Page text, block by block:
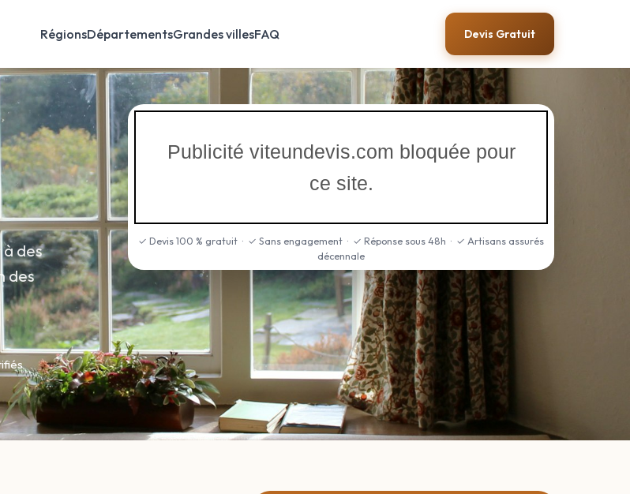
RégionsDépartementsGrandes villesFAQ Devis Gratuit
des
des
Publicité viteundevis.com bloquée pour
ce site.
✓ Devis 100 % gratuit · ✓ Sans engagement · ✓ Réponse sous 48h · ✓ Artisans assurés
décennale